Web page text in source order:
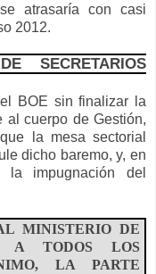
atrasaría con casi
2012.
SECRETARIOS
BOE sin finalizar la
al cuerpo de Gestión,
la mesa sectorial
dicho baremo, y, en
la impugnación del
MINISTERIO DE
A TODOS LOS
LA PARTE